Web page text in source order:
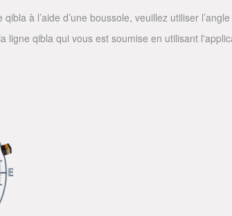
à l’aide d’une boussole, veuillez utiliser
qibla qui vous est soumise en utilisant